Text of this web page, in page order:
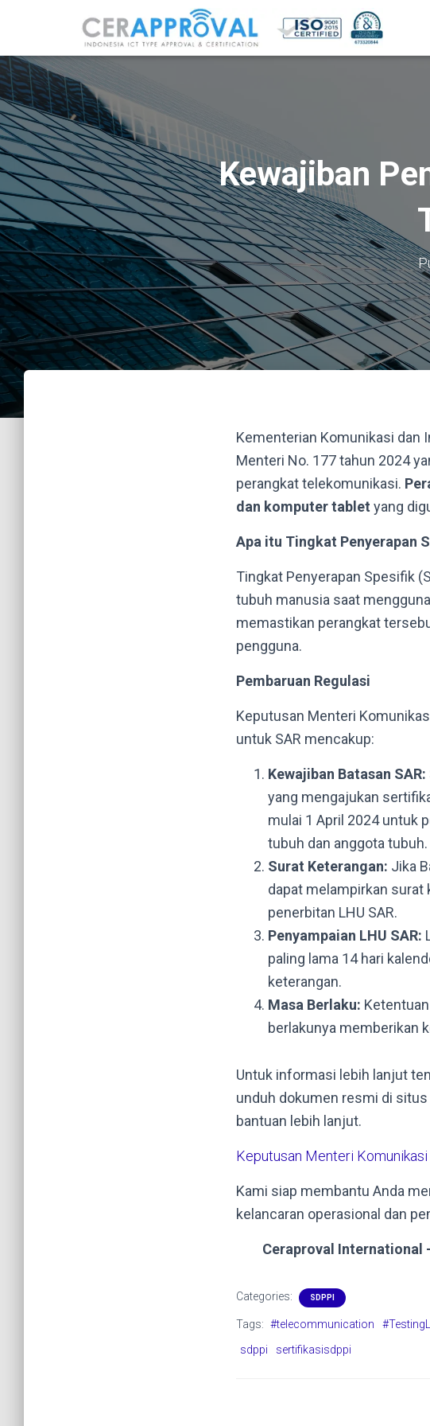
Kewajiban
Kementerian Komunikasi dan
Menteri No. 177 tahun 2024
perangkat telekomunikasi.
dan komputer tablet yang
Apa itu Tingkat Penyerapan
Tingkat Penyerapan Spesifik
tubuh manusia saat
memastikan perangkat
pengguna.
Pembaruan Regulasi
Keputusan Menteri
untuk SAR mencakup:
Kewajiban Batasan SAR:
yang mengajukan
mulai 1 April 2024 untuk
tubuh dan anggota tubuh.
Surat Keterangan: Jika
dapat melampirkan surat
penerbitan LHU SAR.
Penyampaian LHU SAR:
paling lama 14 hari
keterangan.
Masa Berlaku:
berlakunya memberikan
Untuk informasi lebih lanjut
unduh dokumen resmi di
bantuan lebih lanjut.
Keputusan Menteri
Kami siap membantu Anda
kelancaran operasional dan
Ceraproval International
Categories: SDPPI
Tags: #telecommunication
sdppi
sertifikasisdppi